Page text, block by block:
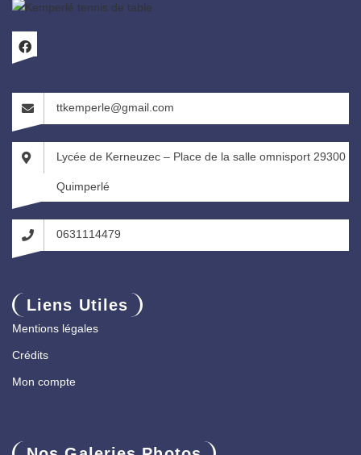
ttkemperle@gmail.com
Lycée de Kerneuzec – Place de la salle omnisport 29300
Quimperlé
0631114479
Liens Utiles
Mentions légales
Crédits
Mon compte